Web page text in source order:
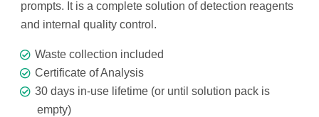
prompts. It is a complete solution of detection reagents
and internal quality control.
Waste collection included
Certificate of Analysis
30 days in-use lifetime (or until solution pack is
empty)